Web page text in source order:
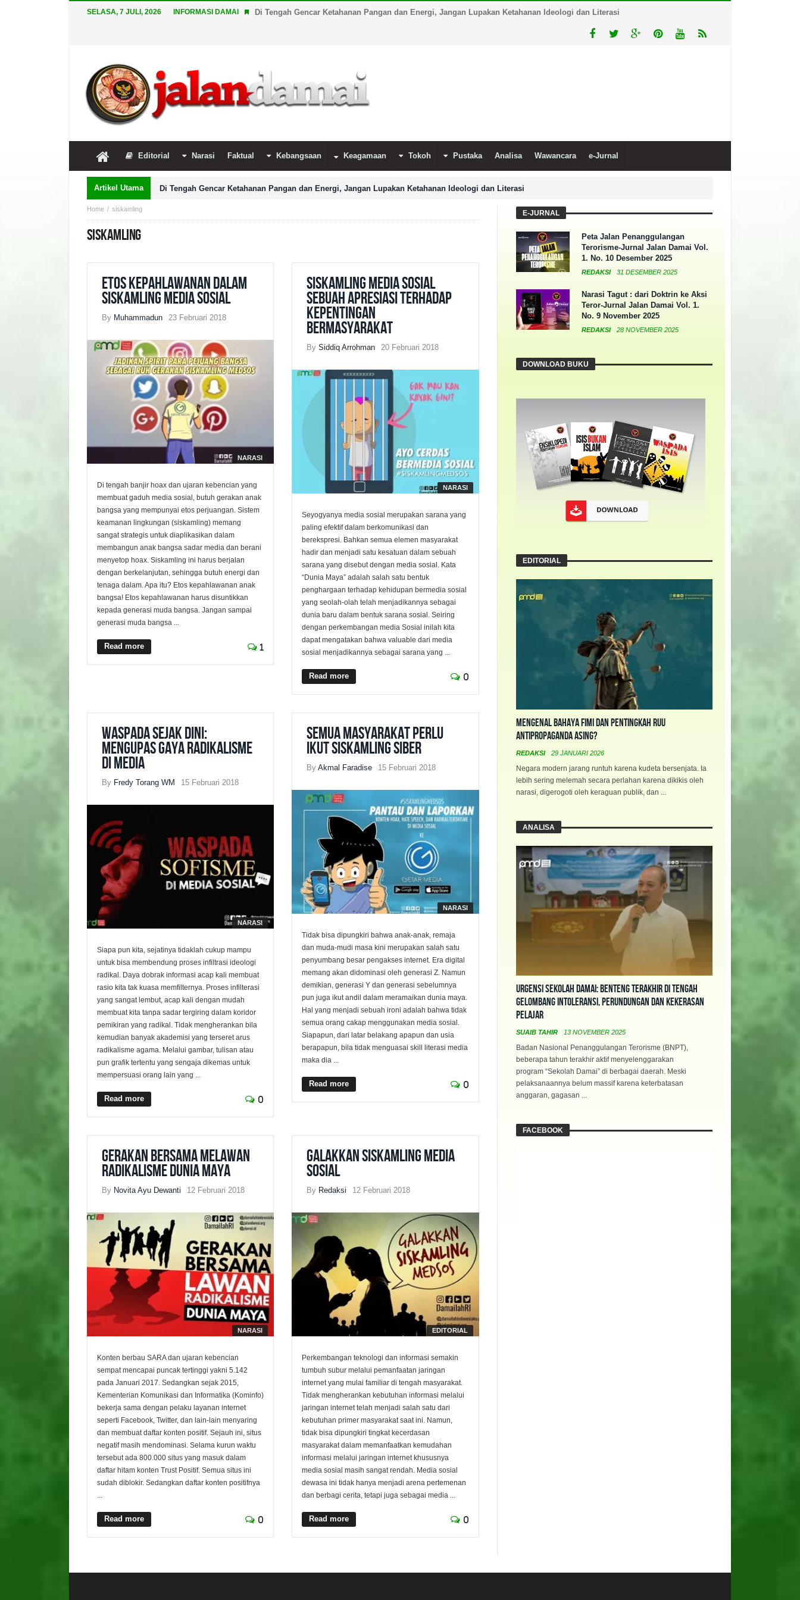
SELASA, 7 JULI, 2026 INFORMASI DAMAI Di Tengah Gencar Ketahanan Pangan dan Energi, Jangan Lupakan Ketahanan Ideologi dan Literasi
Editorial Narasi Faktual Kebangsaan Keagamaan Tokoh Pustaka Analisa Wawancara e-Jurnal
Artikel Utama Di Tengah Gencar Ketahanan Pangan dan Energi, Jangan Lupakan Ketahanan Ideologi dan Literasi
Home siskamling
siskamling
Etos Kepahlawanan dalam
Siskamling Media Sosial
By Muhammadun 23 Februari 2018
NARASI
Di tengah banjir hoax dan ujaran kebencian yang
membuat gaduh media sosial, butuh gerakan anak
bangsa yang mempunyai etos perjuangan. Sistem
keamanan lingkungan (siskamling) memang
sangat strategis untuk diaplikasikan dalam
membangun anak bangsa sadar media dan berani
menyetop hoax. Siskamling ini harus berjalan
dengan berkelanjutan, sehingga butuh energi dan
tenaga dalam. Apa itu? Etos kepahlawanan anak
bangsa! Etos kepahlawanan harus disuntikkan
kepada generasi muda bangsa. Jangan sampai
generasi muda bangsa ...
Read more 1
Siskamling Media Sosial
Sebuah Apresiasi Terhadap
Kepentingan
Bermasyarakat
BySiddiq Arrohman 20 Februari 2018
NARASI
Seyogyanya media sosial merupakan sarana yang
paling efektif dalam berkomunikasi dan
berekspresi. Bahkan semua elemen masyarakat
hadir dan menjadi satu kesatuan dalam sebuah
sarana yang disebut dengan media sosial. Kata
“Dunia Maya” adalah salah satu bentuk
penghargaan terhadap kehidupan bermedia sosial
yang seolah-olah telah menjadikannya sebagai
dunia baru dalam bentuk sarana sosial. Seiring
dengan perkembangan media Sosial inilah kita
dapat mengatakan bahwa valuable dari media
sosial menjadikannya sebagai sarana yang ...
Read more 0
Waspada Sejak Dini:
Mengupas Gaya Radikalisme
di Media
By Fredy Torang WM 15 Februari 2018
NARASI
Siapa pun kita, sejatinya tidaklah cukup mampu
untuk bisa membendung proses infiltrasi ideologi
radikal. Daya dobrak informasi acap kali membuat
rasio kita tak kuasa memfilternya. Proses infilterasi
yang sangat lembut, acap kali dengan mudah
membuat kita tanpa sadar tergiring dalam koridor
pemikiran yang radikal. Tidak mengherankan bila
kemudian banyak akademisi yang terseret arus
radikalisme agama. Melalui gambar, tulisan atau
pun grafik tertentu yang sengaja dikemas untuk
mempersuasi orang lain yang ...
Read more 0
Semua Masyarakat Perlu
Ikut Siskamling Siber
ByAkmal Faradise 15 Februari 2018
NARASI
Tidak bisa dipungkiri bahwa anak-anak, remaja
dan muda-mudi masa kini merupakan salah satu
penyumbang besar pengakses internet. Era digital
memang akan didominasi oleh generasi Z. Namun
demikian, generasi Y dan generasi sebelumnya
pun juga ikut andil dalam meramaikan dunia maya.
Hal yang menjadi sebuah ironi adalah bahwa tidak
semua orang cakap menggunakan media sosial.
Siapapun, dari latar belakang apapun dan usia
berapapun, bila tidak menguasai skill literasi media
maka dia ...
Read more 0
Gerakan Bersama Melawan
Radikalisme Dunia Maya
By Novita Ayu Dewanti 12 Februari 2018
NARASI
Konten berbau SARA dan ujaran kebencian
sempat mencapai puncak tertinggi yakni 5.142
pada Januari 2017. Sedangkan sejak 2015,
Kementerian Komunikasi dan Informatika (Kominfo)
bekerja sama dengan pelaku layanan internet
seperti Facebook, Twitter, dan lain-lain menyaring
dan membuat daftar konten positif. Sejauh ini, situs
negatif masih mendominasi. Selama kurun waktu
tersebut ada 800.000 situs yang masuk dalam
daftar hitam konten Trust Positif. Semua situs ini
sudah diblokir. Sedangkan daftar konten positifnya
...
Read more 0
Galakkan Siskamling Media
Sosial
By Redaksi 12 Februari 2018
EDITORIAL
Perkembangan teknologi dan informasi semakin
tumbuh subur melalui pemanfaatan jaringan
internet yang mulai familiar di tengah masyarakat.
Tidak mengherankan kebutuhan informasi melalui
jaringan internet telah menjadi salah satu dari
kebutuhan primer masyarakat saat ini. Namun,
tidak bisa dipungkiri tingkat kecerdasan
masyarakat dalam memanfaatkan kemudahan
informasi melalui jaringan internet khususnya
media sosial masih sangat rendah. Media sosial
dewasa ini tidak hanya menjadi arena pertemenan
dan berbagi cerita, tetapi juga sebagai media ...
Read more 0
E-JURNAL
Peta Jalan Penanggulangan
Terorisme-Jurnal Jalan Damai Vol.
1. No. 10 Desember 2025
REDAKSI 31 DESEMBER 2025
Narasi Tagut : dari Doktrin ke Aksi
Teror-Jurnal Jalan Damai Vol. 1.
No. 9 November 2025
REDAKSI 28 NOVEMBER 2025
DOWNLOAD BUKU
EDITORIAL
Mengenal Bahaya FIMI dan Pentingkah RUU
Antipropaganda Asing?
REDAKSI 29 JANUARI 2026
Negara modern jarang runtuh karena kudeta bersenjata. Ia
lebih sering melemah secara perlahan karena dikikis oleh
narasi, digerogoti oleh keraguan publik, dan ...
ANALISA
Urgensi Sekolah Damai: Benteng Terakhir di Tengah
Gelombang Intoleransi, Perundungan dan Kekerasan
Pelajar
SUAIB TAHIR 13 NOVEMBER 2025
Badan Nasional Penanggulangan Terorisme (BNPT),
beberapa tahun terakhir aktif menyelenggarakan
program “Sekolah Damai” di berbagai daerah. Meski
pelaksanaannya belum massif karena keterbatasan
anggaran, gagasan ...
FACEBOOK